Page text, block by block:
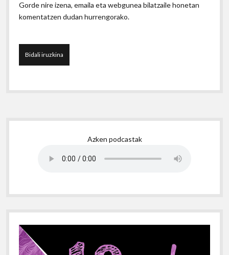
Gorde nire izena, emaila eta webgunea bilatzaile honetan
komentatzen dudan hurrengorako.
Sidebar
Azken podcastak